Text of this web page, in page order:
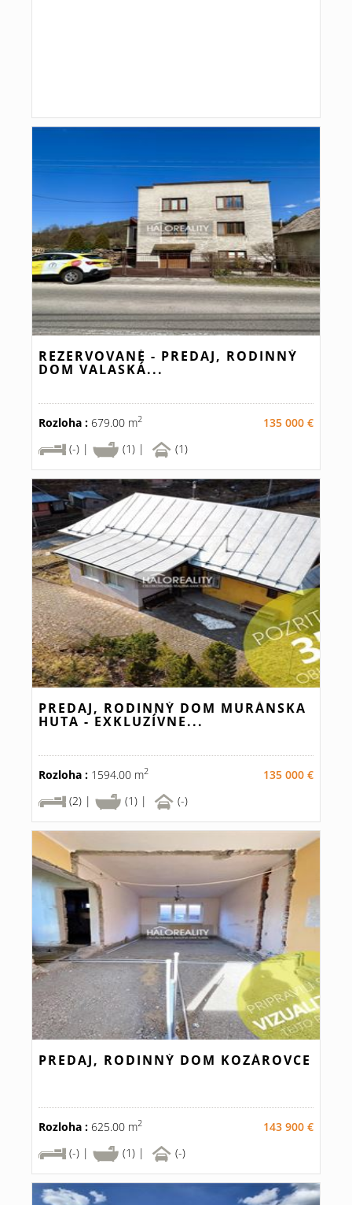
REZERVOVANÉ - PREDAJ, RODINNÝ
DOM VALASKÁ...
Rozloha : 679.00 m2
135 000 €
(-) |
(1) | (1)
PREDAJ, RODINNÝ DOM MURÁNSKA
HUTA - EXKLUZÍVNE...
Rozloha : 1594.00 m2
135 000 €
(2) |
(1) | (-)
PREDAJ, RODINNÝ DOM KOZÁROVCE
Rozloha : 625.00 m2
143 900 €
(-) |
(1) | (-)